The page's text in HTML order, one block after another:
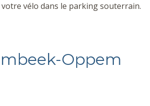
vélo dans le parking souterrain.
Oppem